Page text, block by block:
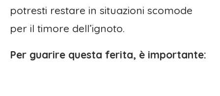
potresti restare in situazioni scomode
per il timore dell’ignoto.
Per guarire questa ferita, è importante: